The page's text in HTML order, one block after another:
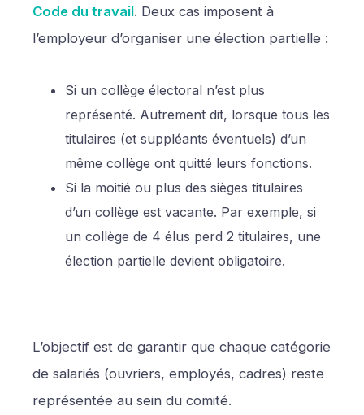
Code du travail. Deux cas imposent à
l’employeur d’organiser une élection partielle :
Si un collège électoral n’est plus
représenté. Autrement dit, lorsque tous les
titulaires (et suppléants éventuels) d’un
même collège ont quitté leurs fonctions.
Si la moitié ou plus des sièges titulaires
d’un collège est vacante. Par exemple, si
un collège de 4 élus perd 2 titulaires, une
élection partielle devient obligatoire.
L’objectif est de garantir que chaque catégorie
de salariés (ouvriers, employés, cadres) reste
représentée au sein du comité.